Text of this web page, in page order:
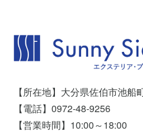
【所在地】大分県佐伯市池船
【電話】0972-48-9256
【営業時間】10:00～18:00